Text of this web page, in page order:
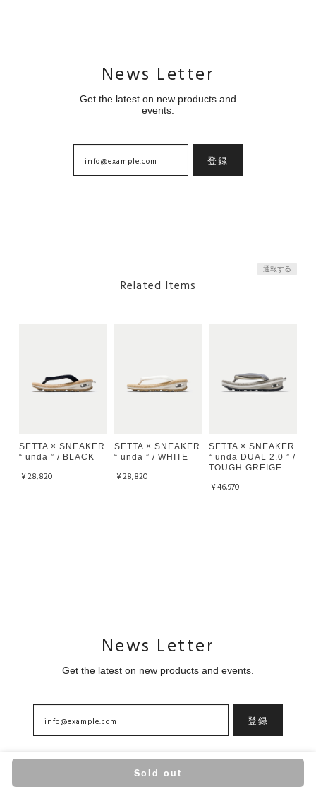
News Letter
Get the latest on new products and
events.
登録
通報する
Related Items
SETTA × SNEAKER
“ unda ” / BLACK
¥28,820
SETTA × SNEAKER
“ unda ” / WHITE
¥28,820
SETTA × SNEAKER
“ unda DUAL 2.0 ” /
TOUGH GREIGE
¥46,970
Sold out
News Letter
Get the latest on new products and events.
登録